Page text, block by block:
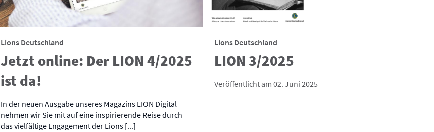
Lions Deutschland
Jetzt online: Der LION 4/2025
ist da!
In der neuen Ausgabe unseres Magazins LION Digital
nehmen wir Sie mit auf eine inspirierende Reise durch
das vielfältige Engagement der Lions [...]
Lions Deutschland
LION 3/2025
Veröffentlicht am 02. Juni 2025